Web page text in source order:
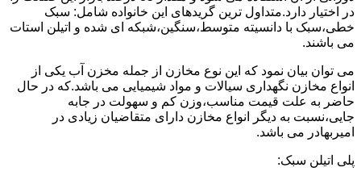
در اختیار دارد.متداول ترین گریدهای این خانواده شامل: سبک
خطی،سبک با دانسیته متوسط،سنگین،شبکه ای شده و اتیلن استات
می باشند.
می توان بیان نمود که این نوع مخازن از جمله مخزن آب یکی از
انواع مخازن نگهداری سیالات و مواد شیمیایی می باشد.که در حال
حاضر به علت قیمت مناسب،وزن کم و سهولت در جابه
جایی،نسبت به دیگر انواع مخازن دارای متقاضیان زیادی در
امیربهادر می باشد.
پلی اتیلن سبک: